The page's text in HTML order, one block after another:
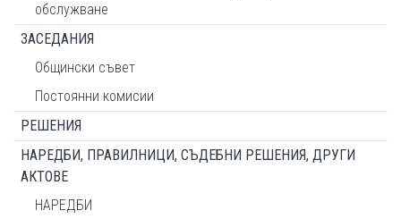
обслужване
ЗАСЕДАНИЯ
Общински съвет
Постоянни комисии
РЕШЕНИЯ
НАРЕДБИ, ПРАВИЛНИЦИ, СЪДЕБНИ РЕШЕНИЯ, ДРУГИ
АКТОВЕ
НАРЕДБИ